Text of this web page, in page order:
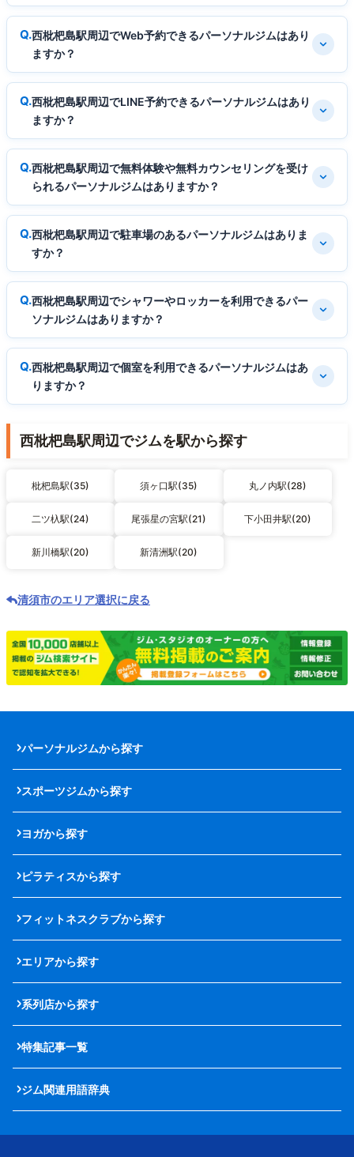
西枇杷島駅周辺でWeb予約できるパーソナルジムはあり
ますか？
西枇杷島駅周辺でLINE予約できるパーソナルジムはあり
ますか？
西枇杷島駅周辺で無料体験や無料カウンセリングを受け
られるパーソナルジムはありますか？
西枇杷島駅周辺で駐車場のあるパーソナルジムはありま
すか？
西枇杷島駅周辺でシャワーやロッカーを利用できるパー
ソナルジムはありますか？
西枇杷島駅周辺で個室を利用できるパーソナルジムはあ
りますか？
西枇杷島駅周辺でジムを駅から探す
枇杷島駅(35) 須ヶ口駅(35) 丸ノ内駅(28)
二ツ杁駅(24) 尾張星の宮駅(21) 下小田井駅(20)
新川橋駅(20) 新清洲駅(20)
清須市のエリア選択に戻る
パーソナルジムから探す
スポーツジムから探す
ヨガから探す
ピラティスから探す
フィットネスクラブから探す
エリアから探す
系列店から探す
特集記事一覧
ジム関連用語辞典